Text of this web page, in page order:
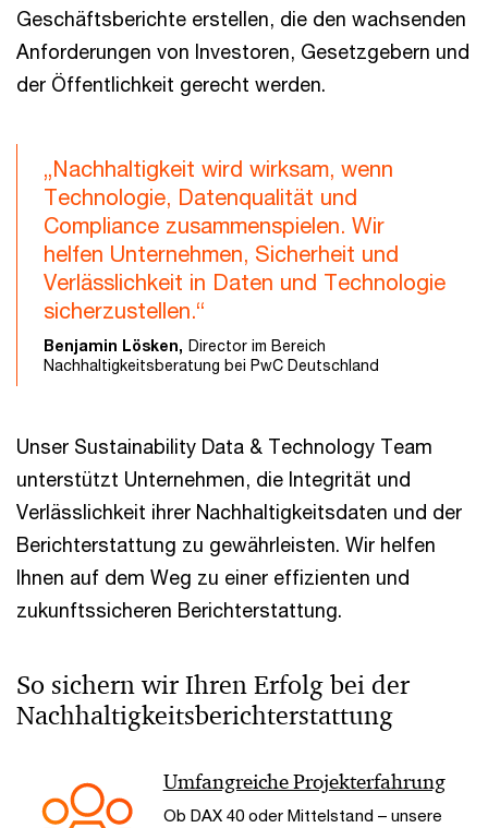
Geschäftsberichte erstellen, die den wachsenden
Anforderungen von Investoren, Gesetzgebern und
der Öffentlichkeit gerecht werden.
„Nachhaltigkeit wird wirksam, wenn
Technologie, Datenqualität und
Compliance zusammenspielen. Wir
helfen Unternehmen, Sicherheit und
Verlässlichkeit in Daten und Technologie
sicherzustellen.“
Benjamin Lösken, Director im Bereich
Nachhaltigkeitsberatung bei PwC Deutschland
Unser Sustainability Data & Technology Team
unterstützt Unternehmen, die Integrität und
Verlässlichkeit ihrer Nachhaltigkeitsdaten und der
Berichterstattung zu gewährleisten. Wir helfen
Ihnen auf dem Weg zu einer effizienten und
zukunftssicheren Berichterstattung.
So sichern wir Ihren Erfolg bei der
Nachhaltigkeitsberichterstattung
Umfangreiche Projekterfahrung
Ob DAX 40 oder Mittelstand – unsere